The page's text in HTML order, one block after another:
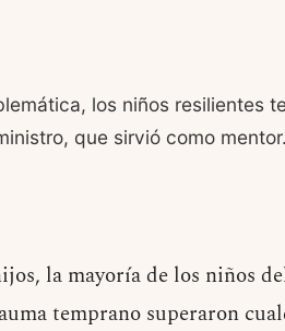
los niños resilientes
que sirvió como
la mayoría de los niños
temprano superaron